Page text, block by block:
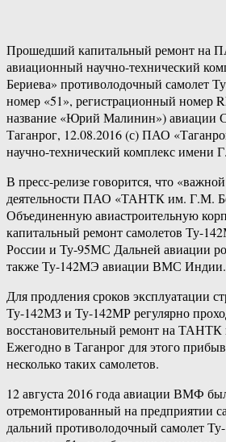
Прошедший капитальный ремонт на
авиационный научно-технический
Бериева» противолодочный самолет
номер «51», регистрационный номер
название «Юрий Малинин») авиации
Таганрог, 12.08.2016 (с) ПАО
научно-технический комплекс имени
В пресс-релизе говорится, что
деятельности ПАО «ТАНТК им. Г.М.
Объединенную авиастроительную
капитальный ремонт самолетов Ту-
России и Ту-95МС Дальней авиации
также Ту-142МЭ авиации ВМС Индии.
Для продления сроков эксплуатации
Ту-142МЗ и Ту-142МР регулярно
восстановительный ремонт на
Ежегодно в Таганрог для этого
несколько таких самолетов.
12 августа 2016 года авиации ВМФ
отремонтированный на предприятии
дальний противолодочный самолет